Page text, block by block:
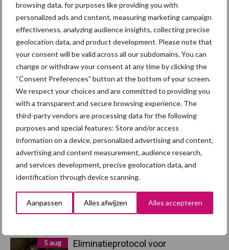
browsing data, for purposes like providing you with
personalized ads and content, measuring marketing campaign
effectiveness, analyzing audience insights, collecting precise
geolocation data, and product development. Please note that
your consent will be valid across all our subdomains. You can
change or withdraw your consent at any time by clicking the
“Consent Preferences” button at the bottom of your screen.
We respect your choices and are committed to providing you
with a transparent and secure browsing experience. The
third-party vendors are processing data for the following
purposes and special features: Store and/or access
information on a device, personalized advertising and content,
advertising and content measurement, audience research,
and services development, precise geolocation data, and
identification through device scanning.
Aanpassen Alles afwijzen Alles accepteren
Primaire
Sidebar
Recent nieuws Partner nieuws
7 aug
Britse varkenssector vreest
afzetcrisis in het najaar
7 aug
Grondstoffenmarkt blijft grillig:
droogte en geopolitiek houden
handel in de greep
5 aug
“Vraag naar praktische
hygieneoplossingen is in Polen
groter dan ooit”
5 aug
Eliminatieprotocol voor
Toon meer